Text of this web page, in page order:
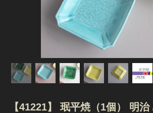
【41221】 珉平焼（1個） 明